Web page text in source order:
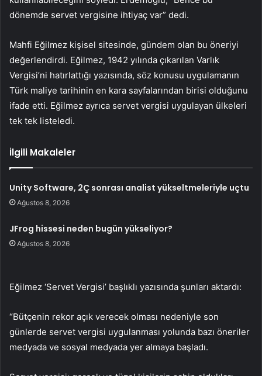
dönemde servet vergisine ihtiyaç var” dedi.
Mahfi Eğilmez kişisel sitesinde, gündem olan bu öneriyi
değerlendirdi. Eğilmez, 1942 yılında çıkarılan Varlık
Vergisi’ni hatırlattığı yazısında, söz konusu uygulamanın
Türk maliye tarihinin en kara sayfalarından birisi olduğunu
ifade etti. Eğilmez ayrıca servet vergisi uygulayan ülkeleri
tek tek listeledi.
İlgili Makaleler
Unity Software, 2Ç sonrası analist yükseltmeleriyle uçtu
Ağustos 8, 2026
JFrog hissesi neden bugün yükseliyor?
Ağustos 8, 2026
Eğilmez ‘Servet Vergisi’ başlıklı yazısında şunları aktardı:
“Bütçenin rekor açık verecek olması nedeniyle son
günlerde servet vergisi uygulanması yolunda bazı öneriler
medyada ve sosyal medyada yer almaya başladı.